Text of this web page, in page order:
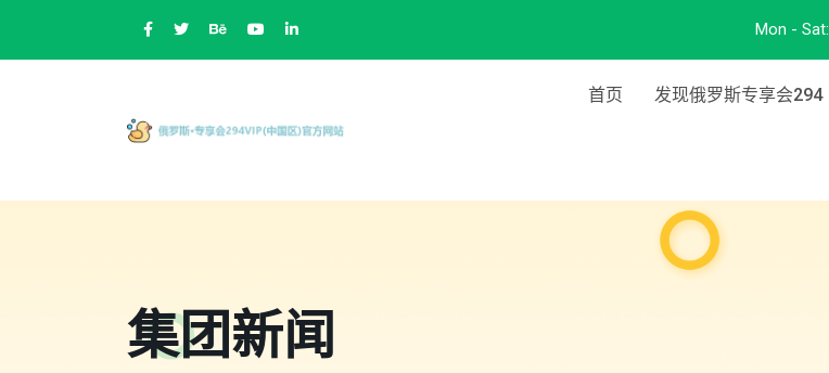
Mon - Sat:
首页 发现俄罗斯专享会294
集团新闻